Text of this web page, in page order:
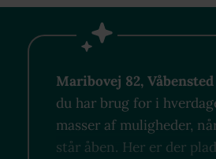
Maribovej 82, Våbensted
du har brug for i
masser af muligheder,
står åben. Her er der